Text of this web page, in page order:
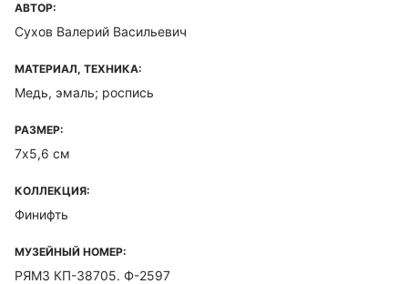
АВТОР:
Сухов Валерий Васильевич
МАТЕРИАЛ, ТЕХНИКА:
Медь, эмаль; роспись
РАЗМЕР:
7х5,6 см
КОЛЛЕКЦИЯ:
Финифть
МУЗЕЙНЫЙ НОМЕР:
РЯМЗ КП-38705. Ф-2597